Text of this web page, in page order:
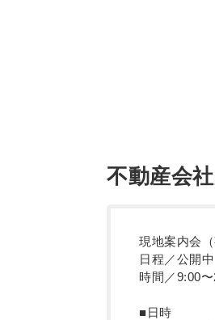
不動産会
現地案内会
日程／公開中
時間／9:00
■日時